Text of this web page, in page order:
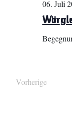
06. Juli
Vorherige